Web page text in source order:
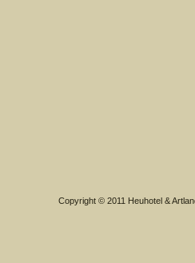
Copyright © 2011 Heuhotel &